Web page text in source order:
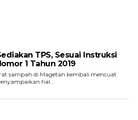
TPS, Sesuai Instruksi
1 Tahun 2019
sampah di Magetan kembali mencuat
hal...